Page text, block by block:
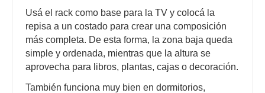
Usá el rack como base para la TV y colocá la
repisa a un costado para crear una composición
más completa. De esta forma, la zona baja queda
simple y ordenada, mientras que la altura se
aprovecha para libros, plantas, cajas o decoración.
También funciona muy bien en dormitorios,